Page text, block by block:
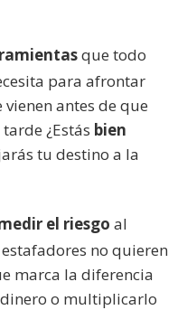
que todo
para afrontar
vienen antes de que
¿Estás bien
tu destino a la
el riesgo al
no quieren
marca la diferencia
o multiplicarlo